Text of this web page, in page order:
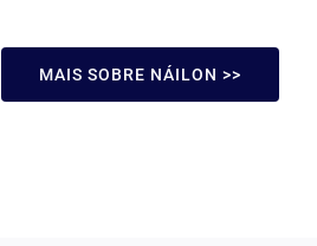
MAIS SOBRE NÁILON >>